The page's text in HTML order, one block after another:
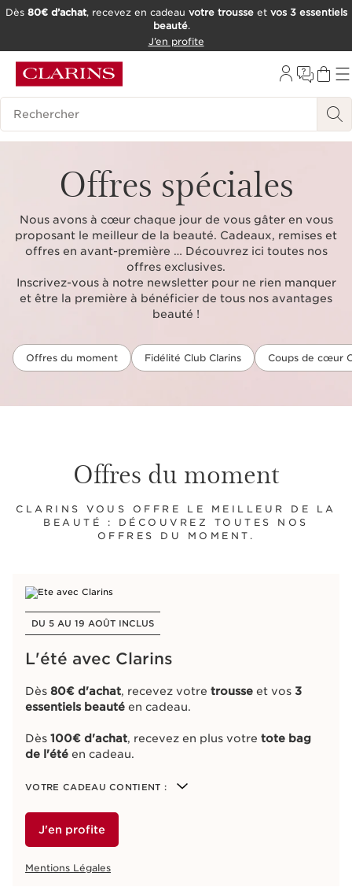
OUTIL D'ACCESSIBILITÉ
Dès 80€ d’achat, recevez en cadeau votre trousseet vos 3 essentiels
beauté.
J’en profite
Historique des recherches
Offres spéciales
Nous avons à cœur chaque jour de vous gâter en vous
proposant le meilleur de la beauté. Cadeaux, remises et
offres en avant-première … Découvrez ici toutes nos
offres exclusives.
Inscrivez-vous à notre newsletter pour ne rien manquer
et être la première à bénéficier de tous nos avantages
beauté !
Offres du moment Fidélité Club Clarins Coups de cœur
Offres du moment
CLARINS VOUS OFFRE LE MEILLEUR DE LA
BEAUTÉ : DÉCOUVREZ TOUTES NOS
OFFRES DU MOMENT.
DU 5 AU 19 AOÛT INCLUS​
L'été avec Clarins
Dès 80€ d'achat, recevez votre trousse et vos 3
essentiels beauté en cadeau.
Dès 100€ d'achat, recevez en plus votre tote bag
de l'été en cadeau.
VOTRE CADEAU CONTIENT :
J'en profite
Mentions Légales